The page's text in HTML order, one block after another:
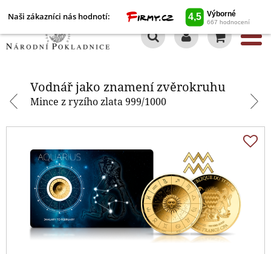
Naši zákazníci nás hodnotí:
Vodnář jako znamení zvěrokruhu
Mince z ryzího zlata 999/1000
Vodnář jako znamení zvěrokruhu